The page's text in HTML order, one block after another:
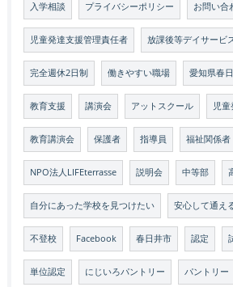
入学相談 プライバシーポリシー お問い合
児童発達支援管理責任者 放課後等デイサービ
完全週休2日制 働きやすい職場 愛知県春
教育支援 講演会 アットスクール 児
教育講演会 保護者 指導員 福祉関係者
NPO法人LIFEterrasse 説明会 中等部
自分にあった学校を見つけたい 安心して通え
不登校 Facebook 春日井市 認定
単位認定 にじいろパントリー パントリー